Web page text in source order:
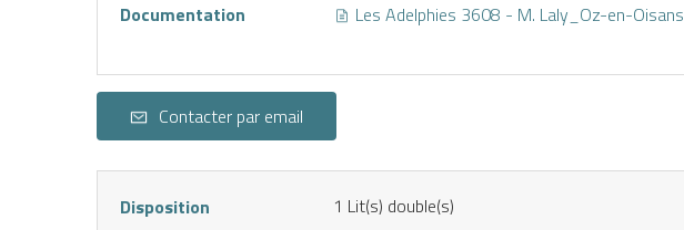
Documentation Les Adelphies 3608 - M. Laly_Oz-en-Oisans
Contacter par email
Disposition 1 Lit(s) double(s)